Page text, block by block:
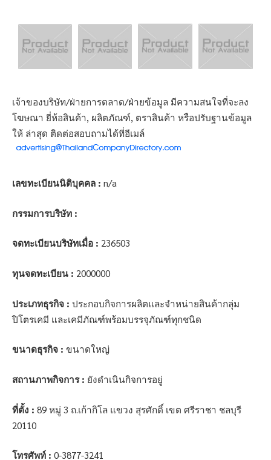
เจ้าของบริษัท/ฝ่ายการตลาด/ฝ่ายข้อมูล มีความสนใจที่จะลง
โฆษณา ยี่ห้อสินค้า, ผลิตภัณฑ์, ตราสินค้า หรือปรับฐานข้อมูล
ให้ ล่าสุด ติดต่อสอบถามได้ที่อีเมล์
เลขทะเบียนนิติบุคคล : n/a
กรรมการบริษัท :
จดทะเบียนบริษัทเมื่อ : 236503
ทุนจดทะเบียน : 2000000
ประเภทธุรกิจ : ประกอบกิจการผลิตและจำหน่ายสินค้ากลุ่ม
ปิโตรเคมี และเคมีภัณฑ์พร้อมบรรจุภัณฑ์ทุกชนิด
ขนาดธุรกิจ : ขนาดใหญ่
สถานภาพกิจการ : ยังดำเนินกิจการอยู่
ที่ตั้ง : 89 หมู่ 3 ถ.เก้ากิโล แขวง สุรศักดิ์ เขต ศรีราชา ชลบุรี
20110
โทรศัพท์ : 0-3877-3241